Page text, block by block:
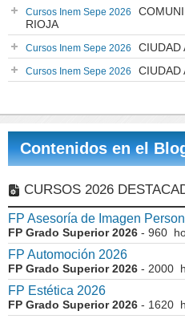
Cursos Inem Sepe 2026
RIOJA
Cursos Inem Sepe 2026 CIUDAD
Cursos Inem Sepe 2026 CIUDAD
Contenidos en el
CURSOS 2026
FP Asesoría de Imagen
FP Grado Superior 2026 - 960
FP Automoción 2026
FP Grado Superior 2026 - 2000
FP Estética 2026
FP Grado Superior 2026 - 1620